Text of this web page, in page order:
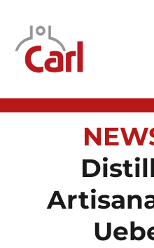
CARL GmbH